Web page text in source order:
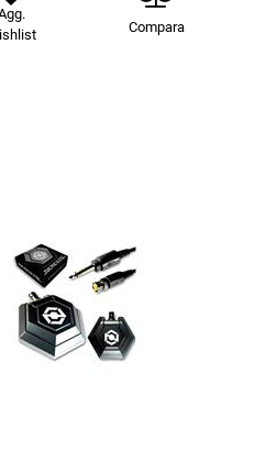
Compara